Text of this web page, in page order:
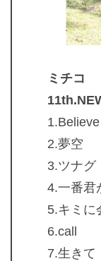
ミチコ
1.Believe
2.夢空
3.ツナグ
4.一番君
5.キミに
6.call
7.生きて